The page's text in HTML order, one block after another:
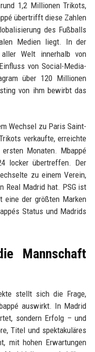
1,2 Millionen Trikots,
übertrifft diese Zahlen
des Fußballs
Medien liegt. In der
Welt innerhalb von
von Social-Media-
über 120 Millionen
von ihm bewirbt das
Wechsel zu Paris Saint-
verkaufte, erreichte
Monaten. Mbappé
locker übertreffen. Der
zu einem Verein,
Real Madrid hat. PSG ist
eine der größten Marken
Status und Madrids
Mannschaft
stellt sich die Frage,
auswirkt. In Madrid
sondern Erfolg – und
Titel und spektakuläres
mit hohen Erwartungen